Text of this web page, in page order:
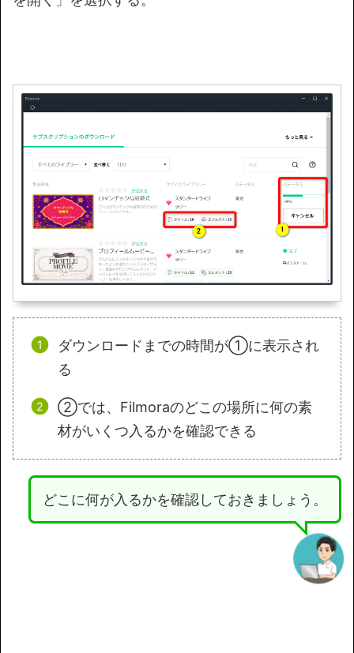
ダウンロードまでの時間が①に表示され
る
②では、Filmoraのどこの場所に何の素
材がいくつ入るかを確認できる
どこに何が入るかを確認しておきましょう。